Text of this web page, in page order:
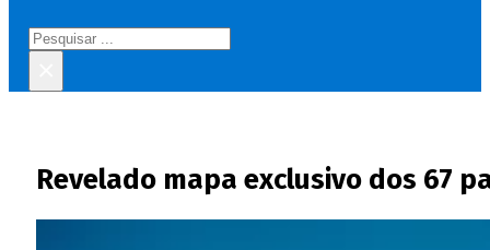
Pesquisar
Revelado mapa exclusivo dos 67